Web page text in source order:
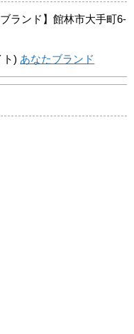
ランド】館林市大手町6-
ト) あなたブランド